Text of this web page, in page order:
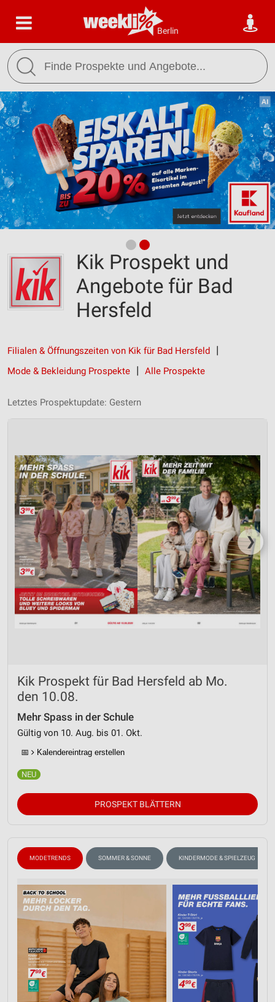
Berlin
Kik Prospekt und
Angebote für Bad
Hersfeld
Filialen & Öffnungszeiten von Kik für Bad Hersfeld
Mode & Bekleidung Prospekte
Alle Prospekte
Letztes Prospektupdate: Gestern
❯
Kik Prospekt für Bad Hersfeld ab Mo.
den 10.08.
Mehr Spass in der Schule
Gültig von 10. Aug. bis 01. Okt.
📅 Kalendereintrag erstellen
PROSPEKT BLÄTTERN
MODETRENDS SOMMER & SONNE KINDERMODE & SPIELZEUG